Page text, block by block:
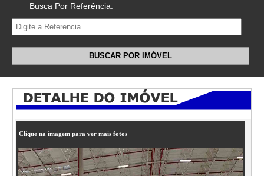
Busca Por Referência:
BUSCAR POR IMÓVEL
Clique na imagem para ver mais fotos